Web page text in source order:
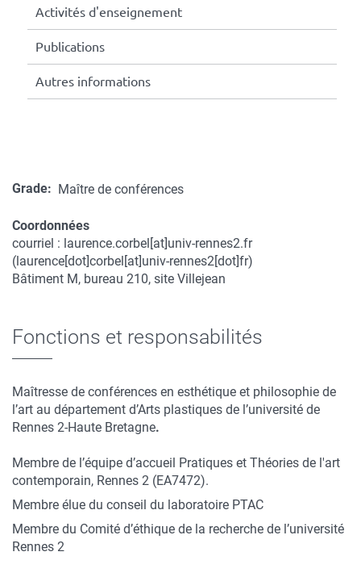
Activités d'enseignement
Publications
Autres informations
Grade Maître de conférences
Coordonnées
Coordonnées
courriel : laurence.corbel[at]univ-rennes2.fr
(laurence[dot]corbel[at]univ-rennes2[dot]fr)
Bâtiment M, bureau 210, site Villejean
Fonctions et responsabilités
Maîtresse de conférences en esthétique et philosophie de
l’art au département d’Arts plastiques de l’université de
Rennes 2-Haute Bretagne.
Membre de l’équipe d’accueil Pratiques et Théories de l'art
contemporain, Rennes 2 (EA7472).
Membre élue du conseil du laboratoire PTAC
Membre du Comité d’éthique de la recherche de l’université
Rennes 2